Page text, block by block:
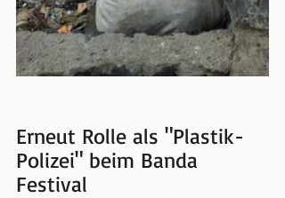
Erneut Rolle als "Plastik-
Polizei" beim Banda
Festival